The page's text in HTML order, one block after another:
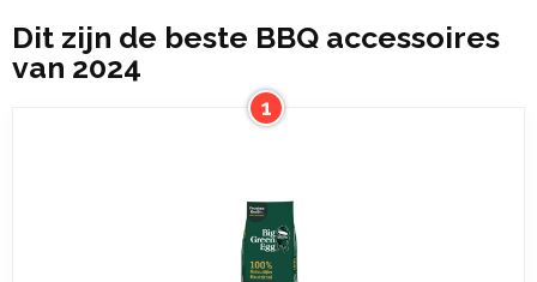
Dit zijn de beste BBQ accessoires
van 2024
1